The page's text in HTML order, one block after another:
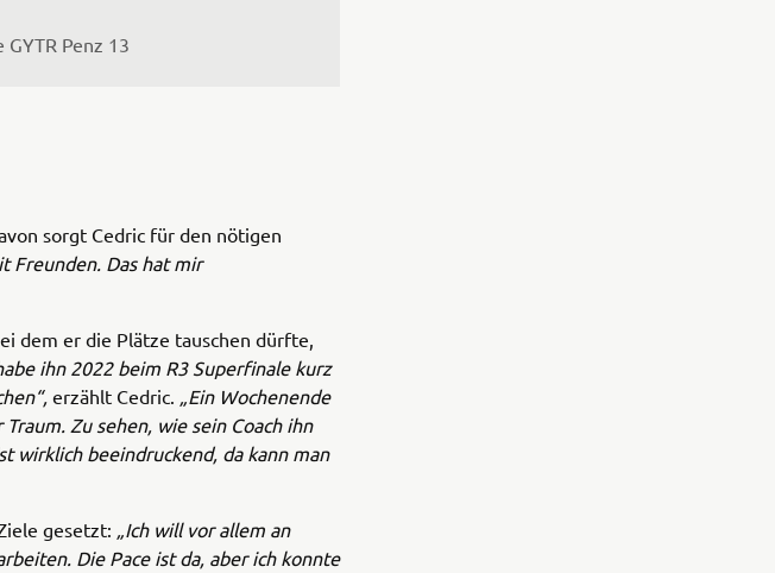
Penz 13
sorgt Cedric für den nötigen
Freunden. Das hat mir
dem er die Plätze tauschen dürfte,
ihn 2022 beim R3 Superfinale kurz
erzählt Cedric. „Ein Wochenende
Zu sehen, wie sein Coach ihn
wirklich beeindruckend, da kann man
gesetzt: „Ich will vor allem an
Die Pace ist da, aber ich konnte